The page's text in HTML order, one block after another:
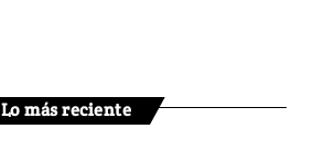
Lo más reciente